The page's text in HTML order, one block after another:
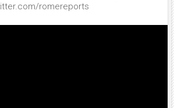
romereports